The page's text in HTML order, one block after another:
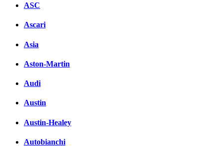
ASC
Ascari
Asia
Aston-Martin
Audi
Austin
Austin-Healey
Autobianchi